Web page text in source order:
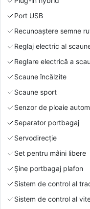
Port USB
Recunoaștere semne
Reglaj electric al
Reglare electrică a
Scaune încălzite
Scaune sport
Senzor de ploaie
Separator portbagaj
Servodirecție
Set pentru mâini libere
Şine portbagaj plafon
Sistem de control al
Sistem de control al